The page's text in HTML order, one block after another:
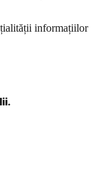
informațiilor